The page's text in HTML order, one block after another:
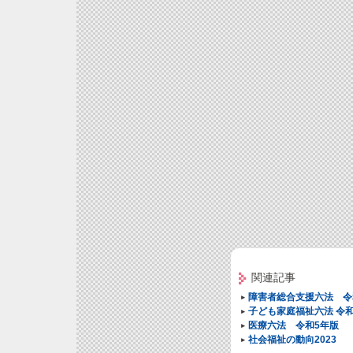
関連記事
障害者総合支援六法 令
子ども家庭福祉六法 令
医療六法 令和5年版
社会福祉の動向2023